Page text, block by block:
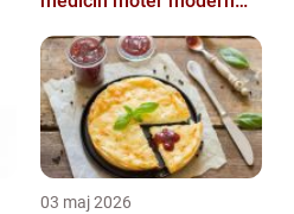
03 maj 2026